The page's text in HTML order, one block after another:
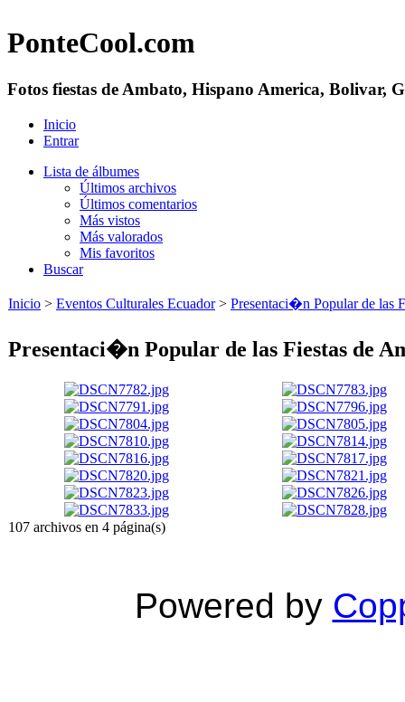
PonteCool.com
Fotos fiestas de Ambato, Hispano America, Bolivar,
Inicio
Entrar
Lista de álbumes
Últimos archivos
Últimos comentarios
Más vistos
Más valorados
Mis favoritos
Buscar
Inicio > Eventos Culturales Ecuador> Presentaci�n Popular de las
Presentaci�n Popular de las Fiestas de
107 archivos en 4 página(s)
Powered by